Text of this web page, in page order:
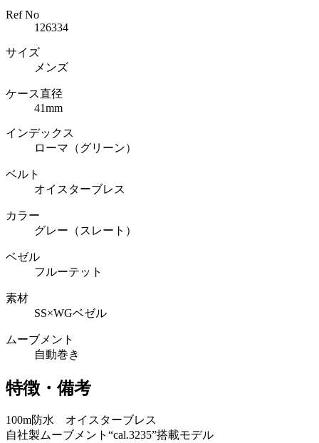
Ref No
126334
サイズ
メンズ
ケース直径
41mm
インデックス
ローマ（グリーン）
ベルト
オイスターブレス
カラー
グレー（スレート）
ベゼル
フルーテット
素材
SS×WGベゼル
ムーブメント
自動巻き
特徴・備考
100m防水 オイスターブレス
自社製ムーブメント“cal.3235”搭載モデル